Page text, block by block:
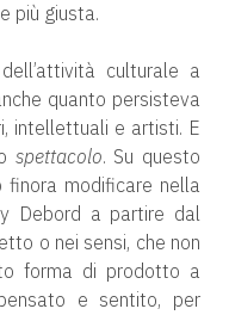
più giusta.
culturale a
quanto persisteva
intellettuali e artisti. E
spettacolo. Su questo
finora modificare nella
Debord a partire dal
o nei sensi, che non
forma di prodotto a
e sentito, per